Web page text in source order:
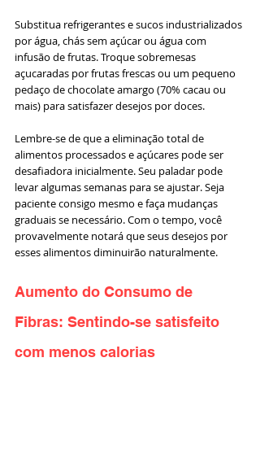
Substitua refrigerantes e sucos industrializados
por água, chás sem açúcar ou água com
infusão de frutas. Troque sobremesas
açucaradas por frutas frescas ou um pequeno
pedaço de chocolate amargo (70% cacau ou
mais) para satisfazer desejos por doces.
Lembre-se de que a eliminação total de
alimentos processados e açúcares pode ser
desafiadora inicialmente. Seu paladar pode
levar algumas semanas para se ajustar. Seja
paciente consigo mesmo e faça mudanças
graduais se necessário. Com o tempo, você
provavelmente notará que seus desejos por
esses alimentos diminuirão naturalmente.
Aumento do Consumo de
Fibras: Sentindo-se satisfeito
com menos calorias